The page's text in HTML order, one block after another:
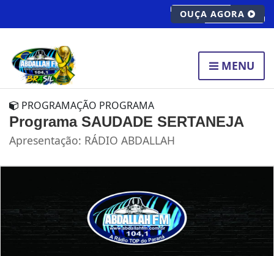
OUÇA AGORA
MENU
PROGRAMAÇÃO PROGRAMA
Programa SAUDADE SERTANEJA
Apresentação: RÁDIO ABDALLAH